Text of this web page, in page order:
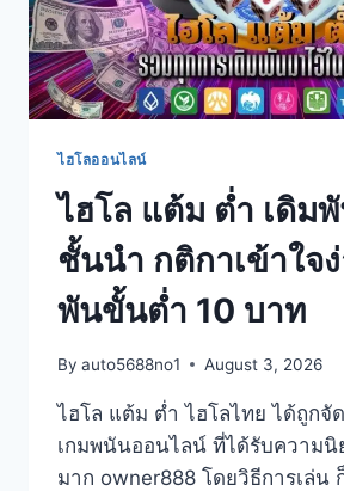
ไฮโลออนไลน์
ไฮโล แต้ม ต่ำ เดิม
ชั้นนำ กติกาเข้าใจ
พันขั้นต่ำ 10 บาท
By auto5688no1 August 3, 2026
ไฮโล แต้ม ต่ำ ไฮโลไทย ได้ถูกจั
เกมพนันออนไลน์ ที่ได้รับความนิ
มาก owner888 โดยวิธีการเล่น